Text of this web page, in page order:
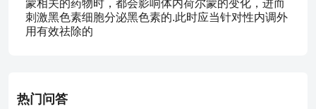
蒙相关的药物时，都会影响体内荷尔蒙的变化，进而
刺激黑色素细胞分泌黑色素的.此时应当针对性内调外
用有效祛除的
热门问答